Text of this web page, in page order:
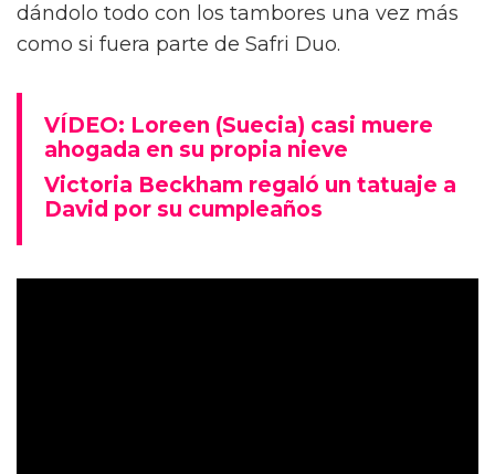
dándolo todo con los tambores una vez más
como si fuera parte de Safri Duo.
VÍDEO: Loreen (Suecia) casi muere
ahogada en su propia nieve
Victoria Beckham regaló un tatuaje a
David por su cumpleaños